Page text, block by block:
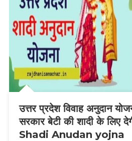
उत्तर प्रदेश विवाह अनुदान
सरकार बेटी की शादी के लिए
Shadi Anudan yojna